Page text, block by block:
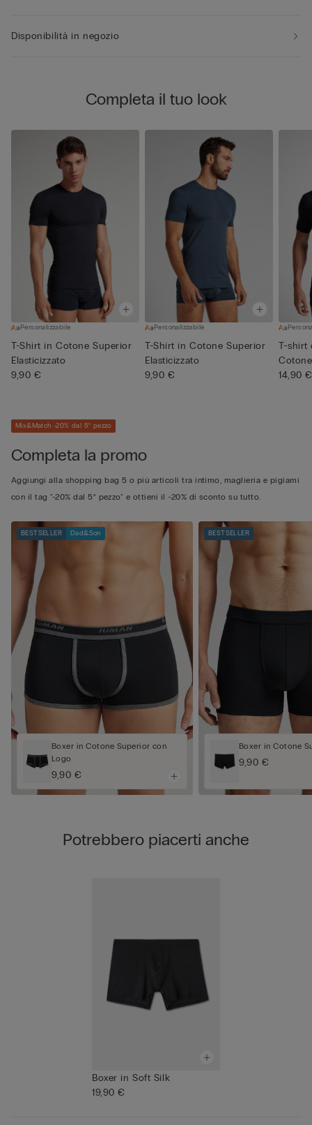
Disponibilità in negozio
Completa il tuo look
Personalizzabile
T-Shirt in Cotone Superior
Elasticizzato
9,90 €
Personalizzabile
T-Shirt in Cotone Superior
Elasticizzato
9,90 €
T-shirt
14,90 €
Mix&Match -20% dal 5° pezzo
Completa la promo
Aggiungi alla shopping bag 5 o più articoli tra intimo, maglieria e pigiami
con il tag "-20% dal 5° pezzo" e ottieni il -20% di sconto su tutto.
BESTSELLER Dad&Son
Boxer in Cotone Superior con
Logo
9,90 €
BESTSELLER
Boxer in Cotone
9,90 €
Potrebbero piacerti anche
Boxer in Soft Silk
19,90 €